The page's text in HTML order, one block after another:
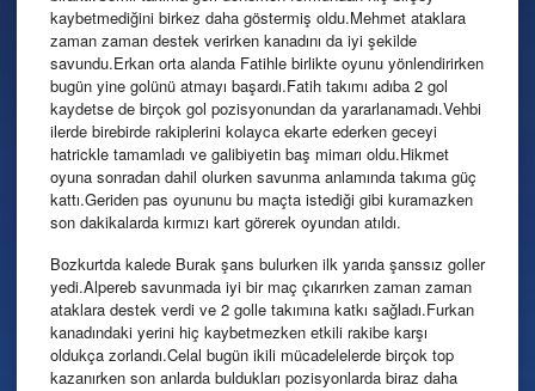
kaybetmediğini birkez daha göstermiş oldu.Mehmet ataklara
zaman zaman destek verirken kanadını da iyi şekilde
savundu.Erkan orta alanda Fatihle birlikte oyunu yönlendirirken
bugün yine golünü atmayı başardı.Fatih takımı adıba 2 gol
kaydetse de birçok gol pozisyonundan da yararlanamadı.Vehbi
ilerde birebirde rakiplerini kolayca ekarte ederken geceyi
hatrickle tamamladı ve galibiyetin baş mimarı oldu.Hikmet
oyuna sonradan dahil olurken savunma anlamında takıma güç
kattı.Geriden pas oyununu bu maçta istediği gibi kuramazken
son dakikalarda kırmızı kart görerek oyundan atıldı.
Bozkurtda kalede Burak şans bulurken ilk yarıda şanssız goller
yedi.Alpereb savunmada iyi bir maç çıkarırken zaman zaman
ataklara destek verdi ve 2 golle takımına katkı sağladı.Furkan
kanadındaki yerini hiç kaybetmezken etkili rakibe karşı
oldukça zorlandı.Celal bugün ikili mücadelelerde birçok top
kazanırken son anlarda buldukları pozisyonlarda biraz daha